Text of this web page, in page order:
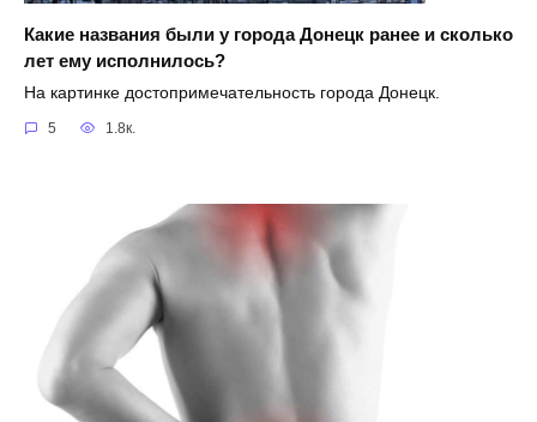
Какие названия были у города Донецк ранее и сколько
лет ему исполнилось?
На картинке достопримечательность города Донецк.
5 1.8к.